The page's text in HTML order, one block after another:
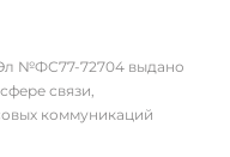
№ФС77-72704 выдано
связи,
коммуникаций